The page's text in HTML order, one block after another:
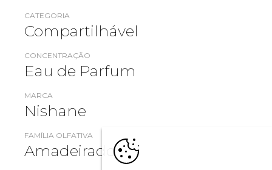
CATEGORIA
Compartilhável
CONCENTRAÇÃO
Eau de Parfum
MARCA
Nishane
FAMÍLIA OLFATIVA
Amadeirado